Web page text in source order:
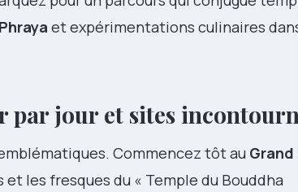
et expérimentations culinaires dans
par jour et sites
Commencez tôt au Grand
les fresques du « Temple du Bouddha